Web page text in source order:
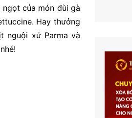
của món đùi gà
Hay thưởng
nguội xứ Parma và